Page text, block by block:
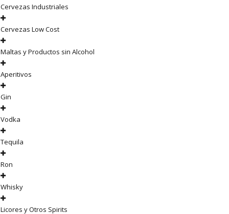
Cervezas Industriales
Cervezas Low Cost
Maltas y Productos sin Alcohol
Aperitivos
Gin
Vodka
Tequila
Ron
Whisky
Licores y Otros Spirits